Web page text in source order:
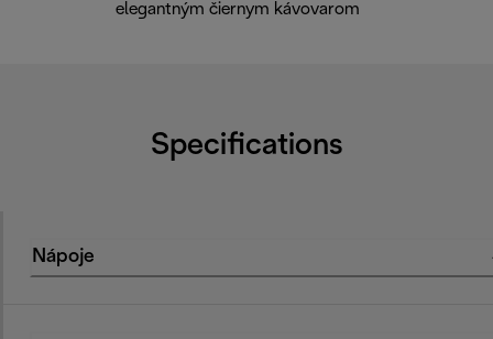
elegantným čiernym kávovarom
Specifications
Nápoje